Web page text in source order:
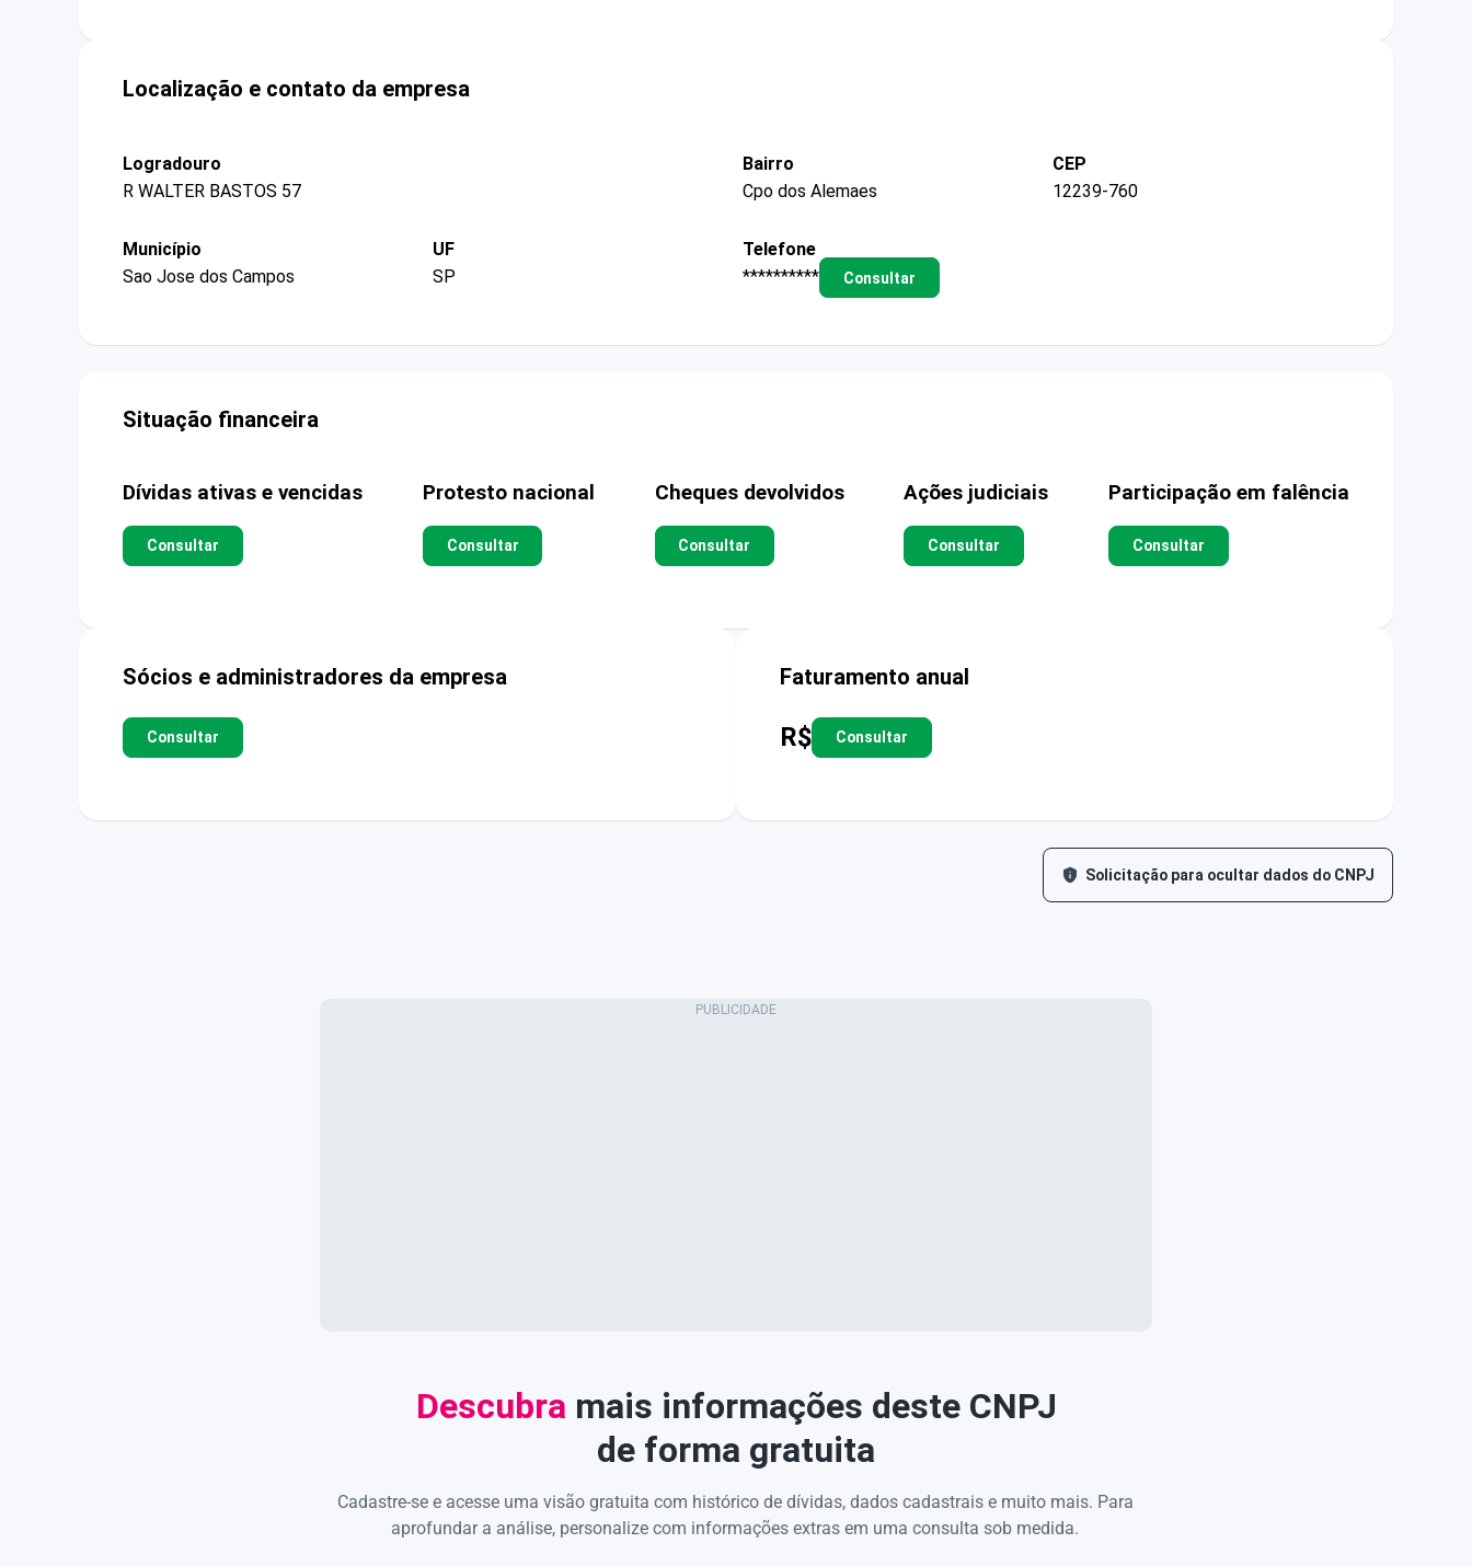
Localização e contato da empresa
Logradouro
R WALTER BASTOS 57
Bairro
Cpo dos Alemaes
CEP
12239-760
Município
Sao Jose dos Campos
UF
SP
Telefone
**********
Consultar
Situação financeira
Dívidas ativas e vencidas
Consultar
Protesto nacional
Consultar
Cheques devolvidos
Consultar
Ações judiciais
Consultar
Participação em falência
Consultar
Sócios e administradores da empresa
Consultar
Faturamento anual
R$ Consultar
Solicitação para ocultar dados do CNPJ
Descubra mais informações deste CNPJ
de forma gratuita
Cadastre-se e acesse uma visão gratuita com histórico de dívidas, dados cadastrais e muito mais. Para
aprofundar a análise, personalize com informações extras em uma consulta sob medida.